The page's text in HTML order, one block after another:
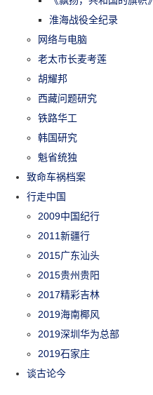
淮海战役全纪录
网络与电脑
老太市长麦考莲
胡耀邦
西藏问题研究
铁路华工
韩国研究
魁省统独
致命车祸档案
行走中国
2009中国纪行
2011新疆行
2015广东汕头
2015贵州贵阳
2017精彩吉林
2019海南椰风
2019深圳华为总部
2019石家庄
谈古论今